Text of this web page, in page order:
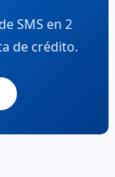
SMS en 2
de crédito.